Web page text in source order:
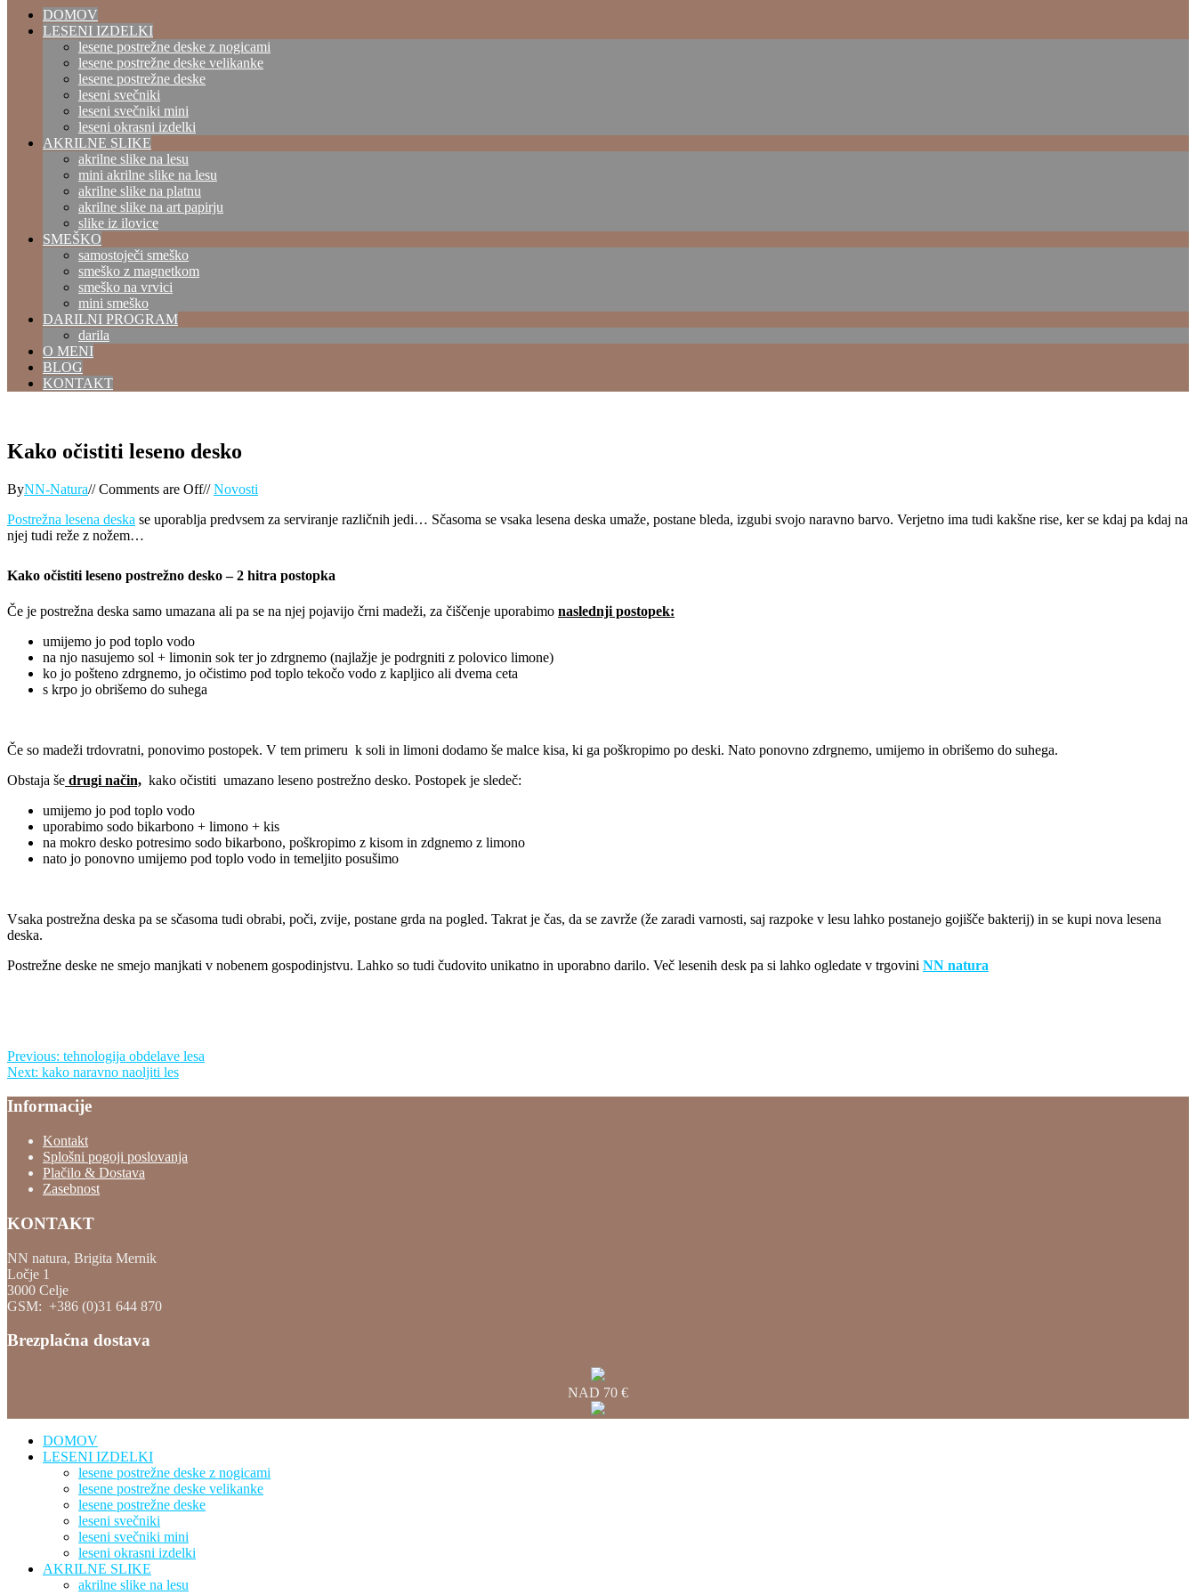
DOMOV
LESENI IZDELKI
lesene postrežne deske z nogicami
lesene postrežne deske velikanke
lesene postrežne deske
leseni svečniki
leseni svečniki mini
leseni okrasni izdelki
AKRILNE SLIKE
akrilne slike na lesu
mini akrilne slike na lesu
akrilne slike na platnu
akrilne slike na art papirju
slike iz ilovice
SMEŠKO
samostoječi smeško
smeško z magnetkom
smeško na vrvici
mini smeško
DARILNI PROGRAM
darila
O MENI
BLOG
KONTAKT
Kako očistiti leseno desko
ByNN-Natura//Comments are Off//Novosti
Postrežna lesena deska se uporablja predvsem za serviranje različnih jedi… Sčasoma se vsaka lesena deska umaže, postane bleda, izgubi svojo naravno barvo. Verjetno ima tudi kakšne rise, ker se kdaj pa kdaj na
njej tudi reže z nožem…
Kako očistiti leseno postrežno desko – 2 hitra postopka
Če je postrežna deska samo umazana ali pa se na njej pojavijo črni madeži, za čiščenje uporabimo naslednji postopek:
umijemo jo pod toplo vodo
na njo nasujemo sol + limonin sok ter jo zdrgnemo (najlažje je podrgniti z polovico limone)
ko jo pošteno zdrgnemo, jo očistimo pod toplo tekočo vodo z kapljico ali dvema ceta
s krpo jo obrišemo do suhega
Če so madeži trdovratni, ponovimo postopek. V tem primeru k soli in limoni dodamo še malce kisa, ki ga poškropimo po deski. Nato ponovno zdrgnemo, umijemo in obrišemo do suhega.
Obstaja še drugi način, kako očistiti umazano leseno postrežno desko. Postopek je sledeč:
umijemo jo pod toplo vodo
uporabimo sodo bikarbono + limono + kis
na mokro desko potresimo sodo bikarbono, poškropimo z kisom in zdgnemo z limono
nato jo ponovno umijemo pod toplo vodo in temeljito posušimo
Vsaka postrežna deska pa se sčasoma tudi obrabi, poči, zvije, postane grda na pogled. Takrat je čas, da se zavrže (že zaradi varnosti, saj razpoke v lesu lahko postanejo gojišče bakterij) in se kupi nova lesena
deska.
Postrežne deske ne smejo manjkati v nobenem gospodinjstvu. Lahko so tudi čudovito unikatno in uporabno darilo. Več lesenih desk pa si lahko ogledate v trgovini NN natura
Previous: tehnologija obdelave lesa
Next: kako naravno naoljiti les
Informacije
Kontakt
Splošni pogoji poslovanja
Plačilo & Dostava
Zasebnost
KONTAKT
NN natura, Brigita Mernik
Ločje 1
3000 Celje
GSM: +386 (0)31 644 870
Brezplačna dostava
NAD 70 €
DOMOV
LESENI IZDELKI
lesene postrežne deske z nogicami
lesene postrežne deske velikanke
lesene postrežne deske
leseni svečniki
leseni svečniki mini
leseni okrasni izdelki
AKRILNE SLIKE
akrilne slike na lesu